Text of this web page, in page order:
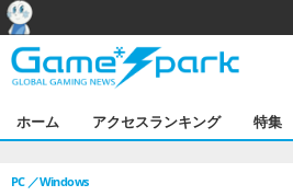
ホーム アクセスランキング 特集
PC Windows